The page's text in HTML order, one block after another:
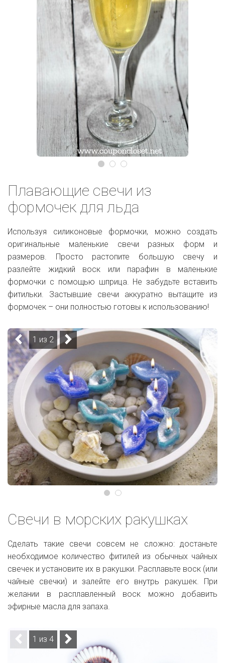
Плавающие свечи из
формочек для льда
Используя силиконовые формочки, можно создать
оригинальные маленькие свечи разных форм и
размеров. Просто растопите большую свечу и
разлейте жидкий воск или парафин в маленькие
формочки с помощью шприца. Не забудьте вставить
фитильки. Застывшие свечи аккуратно вытащите из
формочек – они полностью готовы к использованию!
1 из 2
Свечи в морских ракушках
Сделать такие свечи совсем не сложно: достаньте
необходимое количество фитилей из обычных чайных
свечек и установите их в ракушки. Расплавьте воск (или
чайные свечки) и залейте его внутрь ракушек. При
желании в расплавленный воск можно добавить
эфирные масла для запаха.
1 из 4